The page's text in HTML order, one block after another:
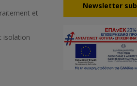
et
isolation
Νewsletter